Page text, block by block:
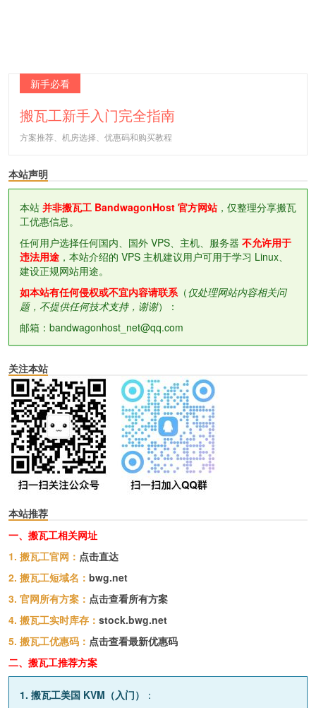
新手必看
搬瓦工新手入门完全指南
方案推荐、机房选择、优惠码和购买教程
本站声明
本站 并非搬瓦工 BandwagonHost 官方网站，仅整理分享搬瓦
工优惠信息。
任何用户选择任何国内、国外 VPS、主机、服务器 不允许用于
违法用途 ，本站介绍的 VPS 主机建议用户可用于学习 Linux、
建设正规网站用途。
如本站有任何侵权或不宜内容请联系（仅处理网站内容相关问
题，不提供任何技术支持，谢谢）：
邮箱：bandwagonhost_net@qq.com
关注本站
本站推荐
一、搬瓦工相关网址
1. 搬瓦工官网： 点击直达
2. 搬瓦工短域名： bwg.net
3. 官网所有方案： 点击查看所有方案
4. 搬瓦工实时库存： stock.bwg.net
5. 搬瓦工优惠码： 点击查看最新优惠码
二、搬瓦工推荐方案
1. 搬瓦工美国 KVM（入门） ：